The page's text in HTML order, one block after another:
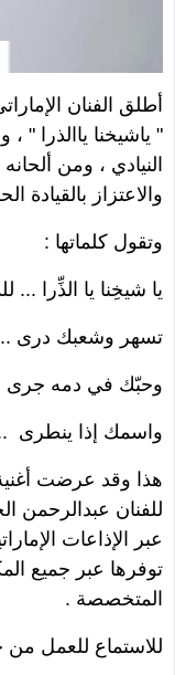
أطلق الفنان
" ياشيخنا ياالذرا "
النيادي ، ومن
والاعتزاز بالقيادة
وتقول كلماتها :
يا شيخِنا يا الذِّرا ...
تسهر وشعبك درى
وحبّك في دمه جرى
واسمك إذا ينطرى
هذا وقد عرضت أغنية
للفنان عبدالرحمن
عبر الإذاعات
توفرها عبر جميع
المتخصصة .
للاستماع للعمل من